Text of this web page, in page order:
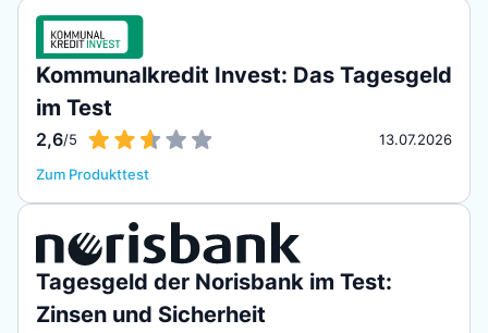
Kommunalkredit Invest: Das Tagesgeld
im Test
2,6/5
13.07.2026
Zum Produkttest
Tagesgeld der Norisbank im Test:
Zinsen und Sicherheit